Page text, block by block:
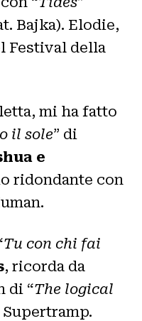
Bajka). Elodie,
Festival della
mi ha fatto
il sole” di
e
ridondante con
Tu con chi fai
, ricorda da
di “The logical